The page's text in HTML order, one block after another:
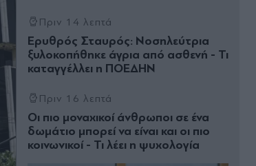
Πριν 14 λεπτά
Ερυθρός Σταυρός: Νοσηλεύτρια
ξυλοκοπήθηκε άγρια από ασθενή - Τι
καταγγέλλει η ΠΟΕΔΗΝ
Πριν 16 λεπτά
Οι πιο μοναχικοί άνθρωποι σε ένα
δωμάτιο μπορεί να είναι και οι πιο
κοινωνικοί - Τι λέει η ψυχολογία